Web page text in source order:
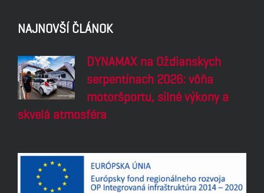
NAJNOVŠÍ ČLÁNOK
DYNAMAX na Oždianskych
serpentínach 2026: vôňa
motoršportu, silné výkony a
skvelá atmosféra